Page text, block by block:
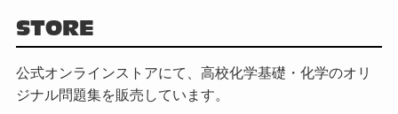
STORE
公式オンラインストアにて、高校化学基礎・化学のオリ
ジナル問題集を販売しています。